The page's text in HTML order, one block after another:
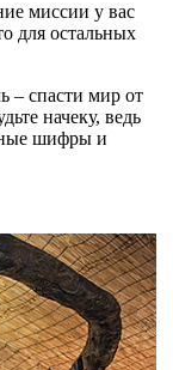
миссии у вас
для остальных
– спасти мир от
начеку, ведь
шифры и